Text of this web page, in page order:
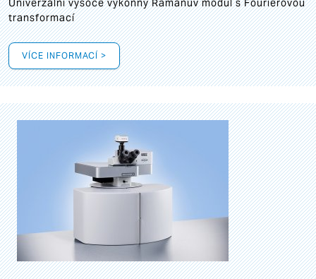
Univerzální vysoce výkonný Ramanův modul s Fourierovou
transformací
VÍCE INFORMACÍ >